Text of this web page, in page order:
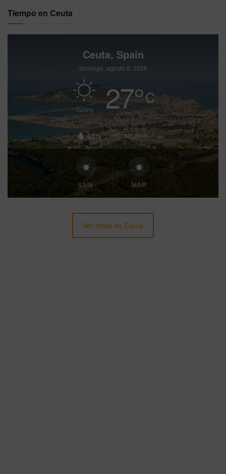
Tiempo en Ceuta
Ceuta, Spain
domingo, agosto 9, 2026
Sunny 27°C
68% 10.8mh
LUN MAR
Ver clima de Ceuta